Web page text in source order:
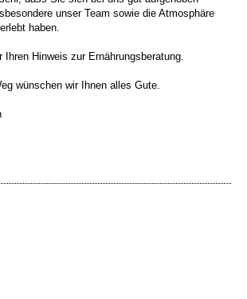
unser Team sowie die Atmosphäre
haben.
Ihren Hinweis zur Ernährungsberatung.
wünschen wir Ihnen alles Gute.